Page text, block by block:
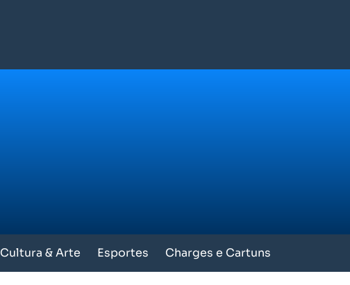
Cultura & Arte Esportes Charges e Cartuns